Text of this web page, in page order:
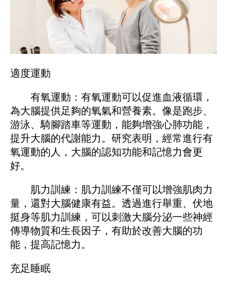
適度運動
有氧運動：有氧運動可以促進血液循環，
為大腦提供足夠的氧氣和營養素。像是跑步、
游泳、騎腳踏車等運動，能夠增強心肺功能，
提升大腦的代謝能力。研究表明，經常進行有
氧運動的人，大腦的認知功能和記憶力會更
好。
肌力訓練：肌力訓練不僅可以增強肌肉力
量，還對大腦健康有益。透過進行舉重、伏地
挺身等肌力訓練，可以刺激大腦分泌一些神經
傳導物質和生長因子，有助於改善大腦的功
能，提高記憶力。
充足睡眠